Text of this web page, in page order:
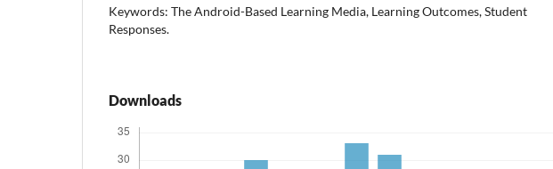
Keywords: The Android-Based Learning Media, Learning Outcomes, Student
Responses.
Downloads